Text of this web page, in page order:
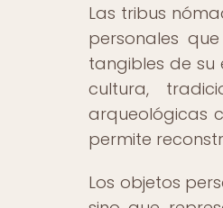
Las tribus
personales
tangibles de su
cultura,
arqueológicas
permite
Los objetos